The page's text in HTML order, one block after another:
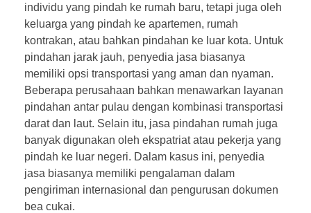
individu yang pindah ke rumah baru, tetapi juga oleh
keluarga yang pindah ke apartemen, rumah
kontrakan, atau bahkan pindahan ke luar kota. Untuk
pindahan jarak jauh, penyedia jasa biasanya
memiliki opsi transportasi yang aman dan nyaman.
Beberapa perusahaan bahkan menawarkan layanan
pindahan antar pulau dengan kombinasi transportasi
darat dan laut. Selain itu, jasa pindahan rumah juga
banyak digunakan oleh ekspatriat atau pekerja yang
pindah ke luar negeri. Dalam kasus ini, penyedia
jasa biasanya memiliki pengalaman dalam
pengiriman internasional dan pengurusan dokumen
bea cukai.